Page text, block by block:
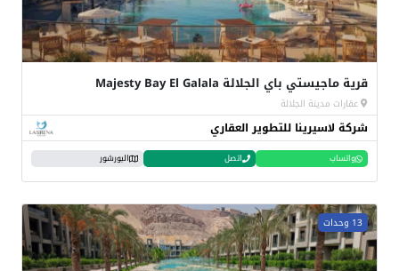
قرية ماجيستي باي الجلالة Majesty Bay El Galala
عقارات مدينة الجلالة
شركة لاسيرينا للتطوير العقاري
واتساب اتصل البورشور
13 وحدات